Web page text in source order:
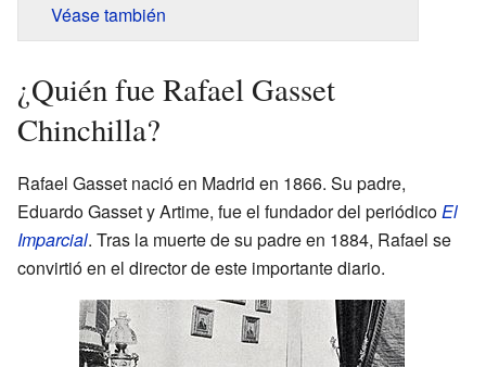
Véase también
¿Quién fue Rafael Gasset
Chinchilla?
Rafael Gasset nació en Madrid en 1866. Su padre,
Eduardo Gasset y Artime, fue el fundador del periódicoEl
Imparcial. Tras la muerte de su padre en 1884, Rafael se
convirtió en el director de este importante diario.